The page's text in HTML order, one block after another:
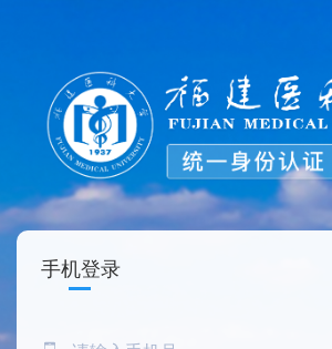
手机登录